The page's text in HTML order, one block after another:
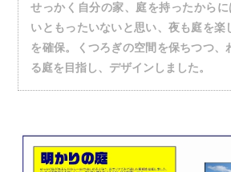
せっかく自分の家、庭を持ったから
いともったいないと思い、夜も庭を楽
を確保。くつろぎの空間を保ちつつ、
る庭を目指し、デザインしました。